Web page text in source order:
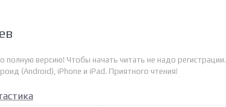
полную версию! Чтобы начать читать не надо регистрации.
(Android), iPhone и iPad. Приятного чтения!